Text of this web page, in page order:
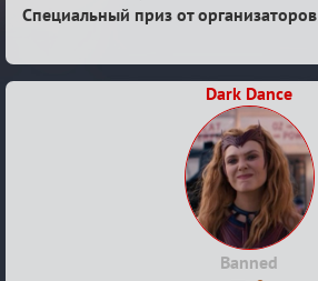
Специальный приз от организаторов
Dark Dance
Banned